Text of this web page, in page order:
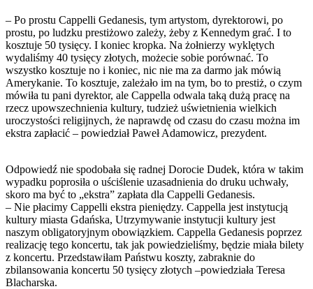
– Po prostu Cappelli Gedanesis, tym artystom, dyrektorowi, po
prostu, po ludzku prestiżowo zależy, żeby z Kennedym grać. I to
kosztuje 50 tysięcy. I koniec kropka. Na żołnierzy wyklętych
wydaliśmy 40 tysięcy złotych, możecie sobie porównać. To
wszystko kosztuje no i koniec, nic nie ma za darmo jak mówią
Amerykanie. To kosztuje, zależało im na tym, bo to prestiż, o czym
mówiła tu pani dyrektor, ale Cappella odwala taką dużą pracę na
rzecz upowszechnienia kultury, tudzież uświetnienia wielkich
uroczystości religijnych, że naprawdę od czasu do czasu można im
ekstra zapłacić – powiedział Paweł Adamowicz, prezydent.
Odpowiedź nie spodobała się radnej Dorocie Dudek, która w takim
wypadku poprosiła o uściślenie uzasadnienia do druku uchwały,
skoro ma być to „ekstra” zapłata dla Cappelli Gedanesis.
– Nie płacimy Cappelli ekstra pieniędzy. Cappella jest instytucją
kultury miasta Gdańska, Utrzymywanie instytucji kultury jest
naszym obligatoryjnym obowiązkiem. Cappella Gedanesis poprzez
realizację tego koncertu, tak jak powiedzieliśmy, będzie miała bilety
z koncertu. Przedstawiłam Państwu koszty, zabraknie do
zbilansowania koncertu 50 tysięcy złotych –powiedziała Teresa
Blacharska.